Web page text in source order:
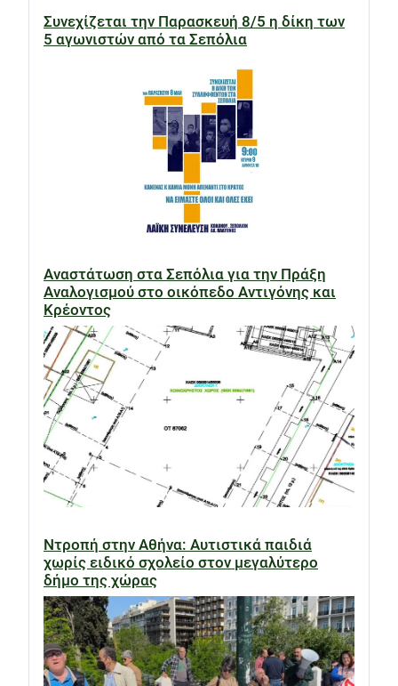
Συνεχίζεται την Παρασκευή 8/5 η δίκη των
5 αγωνιστών από τα Σεπόλια
Αναστάτωση στα Σεπόλια για την Πράξη
Αναλογισμού στο οικόπεδο Αντιγόνης και
Κρέοντος
Ντροπή στην Αθήνα: Αυτιστικά παιδιά
χωρίς ειδικό σχολείο στον μεγαλύτερο
δήμο της χώρας